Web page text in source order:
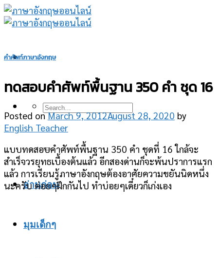
Skip
to
อ่านก่อน
มุมเด็กๆ
คำศัพท์ภาษาอังกฤษ
ทดสอบคำศัพท์พื้นฐาน 350 คำ ชุด 16
Posted onMarch 9, 2012August 28, 2020 by
English Teacher
แบบทดสอบคำศัพท์พื้นฐาน 350 คำ ชุดที่ 16 ใกล้จะ
สำเร็จวรยุทธเบื้องต้นแล้ว อีกสองด่านก็จะพ้นปราการแรก
แล้ว การเรียนรู้ภาษาอังกฤษต้องอาศัยความขยันนิดหนึ่ง
นะครับ ค่อยๆฝึกกันไป ทำบ่อยๆเดี๋ยวก็เก่งเอง